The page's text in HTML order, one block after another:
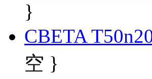
}
CBETA
空 }